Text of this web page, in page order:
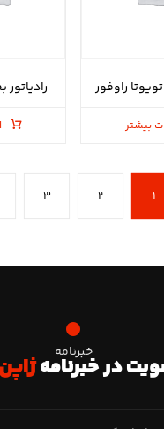
راوفور
بیشتر
رادیاتور
۱ ۲ ۳
خبرنامه
در خبرنامه